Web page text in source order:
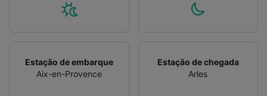
Estação de embarque
Aix-en-Provence
Estação de chegada
Arles